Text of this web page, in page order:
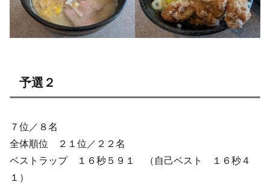
予選２
７位／８名
全体順位 ２１位／２２名
ベストラップ １６秒５９１ （自己ベスト １６秒４
１）